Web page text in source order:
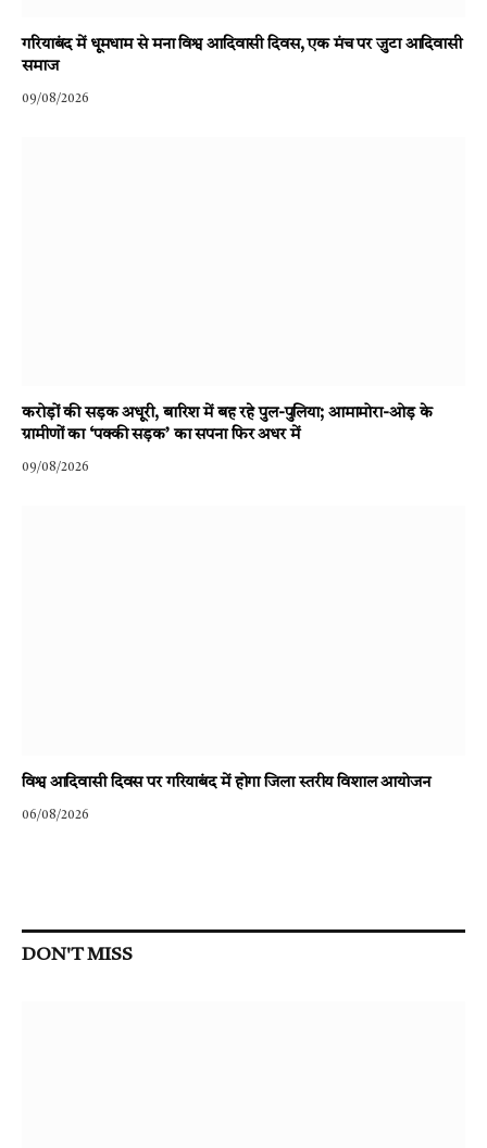
गरियाबंद में धूमधाम से मना विश्व आदिवासी दिवस, एक मंच पर जुटा आदिवासी
समाज
09/08/2026
करोड़ों की सड़क अधूरी, बारिश में बह रहे पुल-पुलिया; आमामोरा-ओड़ के
ग्रामीणों का ‘पक्की सड़क’ का सपना फिर अधर में
09/08/2026
विश्व आदिवासी दिवस पर गरियाबंद में होगा जिला स्तरीय विशाल आयोजन
06/08/2026
DON'T MISS